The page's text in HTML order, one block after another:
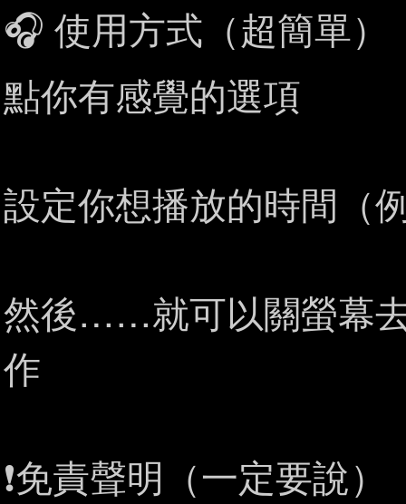
🎧 使用方式（超簡單）
點你有感覺的選項
設定你想播放的時間（
然後……就可以關螢幕
作
❗免責聲明（一定要說）